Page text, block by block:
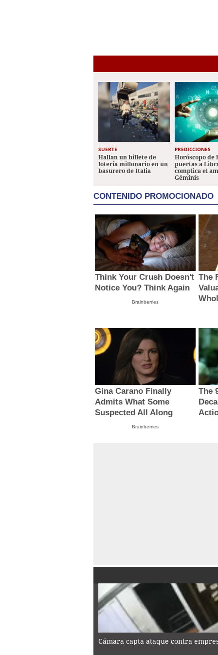
SUERTE
Hallan un billete de
lotería millonario en un
basurero de Italia
PREDICCIONES
Horóscopo de
puertas a
complica el
Géminis
CONTENIDO PROMOCIONADO
Think Your Crush Doesn't
Notice You? Think Again
Brainberries
The
Gina Carano Finally
Admits What Some
Suspected All Along
Brainberries
The
Cámara capta ataque contra